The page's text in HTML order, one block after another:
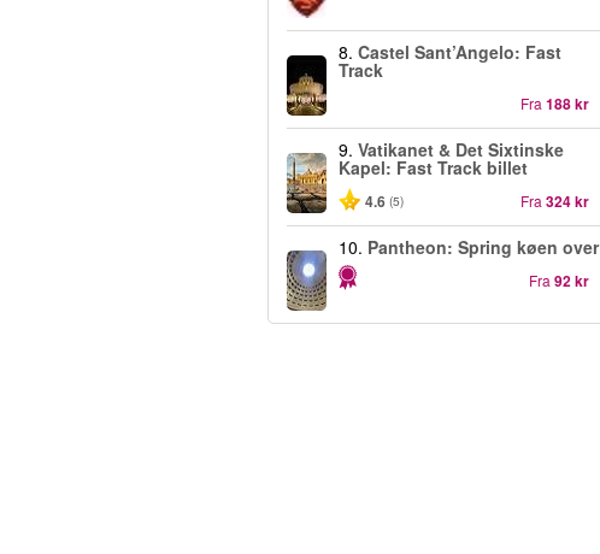
8. Castel Sant’Angelo: Fast
Track
Fra 188 kr
9. Vatikanet & Det Sixtinske
Kapel: Fast Track billet
4.6 (5) Fra 324 kr
10. Pantheon: Spring køen over
Fra 92 kr